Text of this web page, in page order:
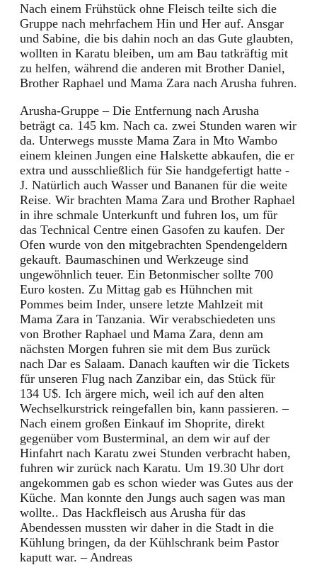
Nach einem Frühstück ohne Fleisch teilte sich die
Gruppe nach mehrfachem Hin und Her auf. Ansgar
und Sabine, die bis dahin noch an das Gute glaubten,
wollten in Karatu bleiben, um am Bau tatkräftig mit
zu helfen, während die anderen mit Brother Daniel,
Brother Raphael und Mama Zara nach Arusha fuhren.
Arusha-Gruppe – Die Entfernung nach Arusha
beträgt ca. 145 km. Nach ca. zwei Stunden waren wir
da. Unterwegs musste Mama Zara in Mto Wambo
einem kleinen Jungen eine Halskette abkaufen, die er
extra und ausschließlich für Sie handgefertigt hatte -
J. Natürlich auch Wasser und Bananen für die weite
Reise. Wir brachten Mama Zara und Brother Raphael
in ihre schmale Unterkunft und fuhren los, um für
das Technical Centre einen Gasofen zu kaufen. Der
Ofen wurde von den mitgebrachten Spendengeldern
gekauft. Baumaschinen und Werkzeuge sind
ungewöhnlich teuer. Ein Betonmischer sollte 700
Euro kosten. Zu Mittag gab es Hühnchen mit
Pommes beim Inder, unsere letzte Mahlzeit mit
Mama Zara in Tanzania. Wir verabschiedeten uns
von Brother Raphael und Mama Zara, denn am
nächsten Morgen fuhren sie mit dem Bus zurück
nach Dar es Salaam. Danach kauften wir die Tickets
für unseren Flug nach Zanzibar ein, das Stück für
134 U$. Ich ärgere mich, weil ich auf den alten
Wechselkurstrick reingefallen bin, kann passieren. –
Nach einem großen Einkauf im Shoprite, direkt
gegenüber vom Busterminal, an dem wir auf der
Hinfahrt nach Karatu zwei Stunden verbracht haben,
fuhren wir zurück nach Karatu. Um 19.30 Uhr dort
angekommen gab es schon wieder was Gutes aus der
Küche. Man konnte den Jungs auch sagen was man
wollte.. Das Hackfleisch aus Arusha für das
Abendessen mussten wir daher in die Stadt in die
Kühlung bringen, da der Kühlschrank beim Pastor
kaputt war. – Andreas